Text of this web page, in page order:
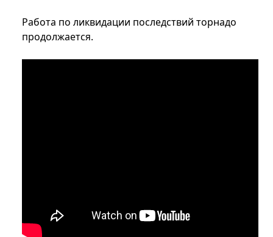
Работа по ликвидации последствий торнадо
продолжается.